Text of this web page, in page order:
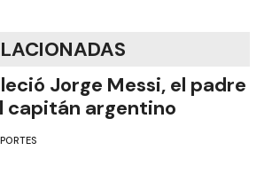
Jorge Messi, el padre
capitán argentino